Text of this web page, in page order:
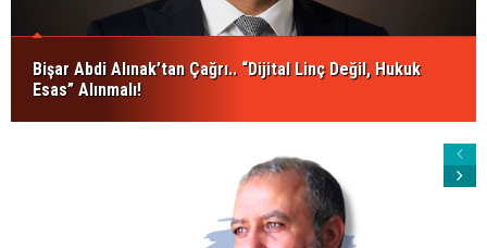
Bişar Abdi Alınak’tan Çağrı.. “Dijital Linç Değil, Hukuk
Esas” Alınmalı!